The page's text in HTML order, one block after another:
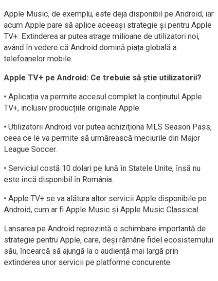
Apple Music, de exemplu, este deja disponibil pe Android, iar
acum Apple pare să aplice aceeași strategie și pentru Apple
TV+. Extinderea ar putea atrage milioane de utilizatori noi,
având în vedere că Android domină piața globală a
telefoanelor mobile.
Apple TV+ pe Android: Ce trebuie să știe utilizatorii?
• Aplicația va permite accesul complet la conținutul Apple
TV+, inclusiv producțiile originale Apple.
• Utilizatorii Android vor putea achiziționa MLS Season Pass,
ceea ce le va permite să urmărească meciurile din Major
League Soccer.
• Serviciul costă 10 dolari pe lună în Statele Unite, însă nu
este încă disponibil în România.
• Apple TV+ se va alătura altor servicii Apple disponibile pe
Android, cum ar fi Apple Music și Apple Music Classical.
Lansarea pe Android reprezintă o schimbare importantă de
strategie pentru Apple, care, deși rămâne fidel ecosistemului
său, încearcă să ajungă la o audiență mai largă prin
extinderea unor servicii pe platforme concurente.